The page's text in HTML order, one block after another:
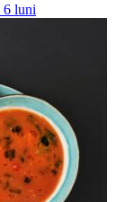
6 luni